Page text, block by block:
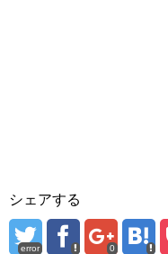
シェアする
error 0